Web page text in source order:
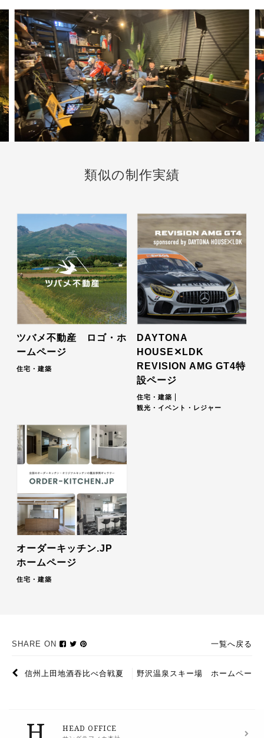
類似の制作実績
ツバメ不動産 ロゴ・ホ
ームページ
住宅・建築
DAYTONA
HOUSE✕LDK
REVISION AMG GT4特
設ページ
住宅・建築
観光・イベント・レジャー
オーダーキッチン.JP
ホームページ
住宅・建築
SHARE ON 一覧へ戻る
信州上田地酒吞比べ合戦夏
野沢温泉スキー場 ホームペー
HEAD OFFICE